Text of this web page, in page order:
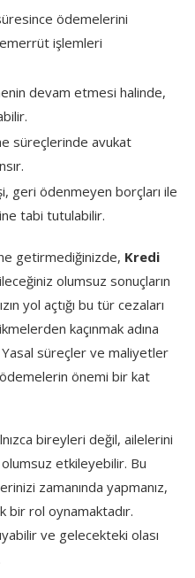
ödemelerini
işlemleri
devam etmesi halinde,
süreçlerinde avukat
geri ödenmeyen borçları ile
tabi tutulabilir.
getirmediğinizde, Kredi
olumsuz sonuçların
yol açtığı bu tür cezaları
kaçınmak adına
süreçler ve maliyetler
ödemelerin önemi bir kat
bireyleri değil, ailelerini
etkileyebilir. Bu
zamanında yapmanız,
bir rol oynamaktadır.
ve gelecekteki olası